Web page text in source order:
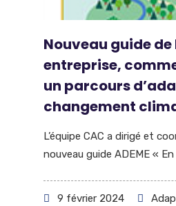
Nouveau guide de
entreprise,
un parcours
changement
L’équipe CAC a dirigé et
nouveau guide ADEME «
9 février 2024